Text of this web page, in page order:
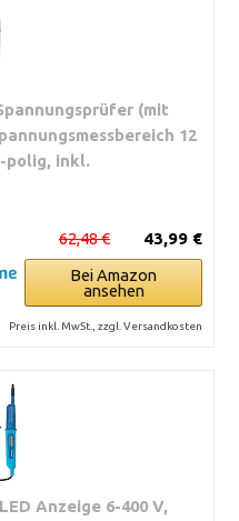
(mit
12
polig, inkl.
43,99 €
62,48 €
Bei Amazon
ansehen
Preis inkl. MwSt., zzgl. Versandkosten
Anzeige 6-400 V,